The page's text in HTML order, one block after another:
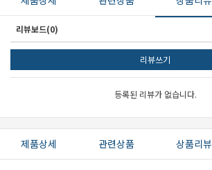
리뷰보드(0)
리뷰쓰기
등록된 리뷰가 없습니다.
제품상세 관련상품 상품리뷰